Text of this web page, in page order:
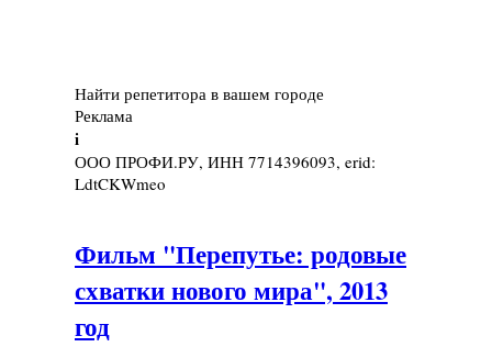
Найти репетитора в вашем городе
Реклама
i
ООО ПРОФИ.РУ, ИНН 7714396093, erid:
LdtCKWmeo
Фильм "Перепутье: родовые
схватки нового мира", 2013
год